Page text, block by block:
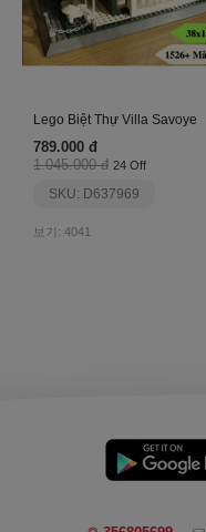
Lego Biệt Thự Villa Savoye
789.000 đ
1.045.000 đ 24 Off
SKU: D637969
보기: 4041